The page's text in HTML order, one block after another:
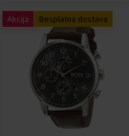
Akcija Besplatna dostava